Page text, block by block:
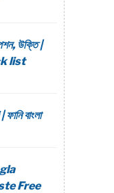
উক্তি |
list
বাংলা
Free